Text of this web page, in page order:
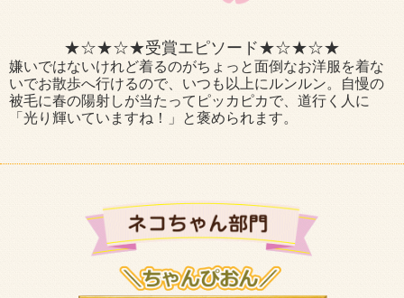
★☆★☆★受賞エピソード★☆★☆★
嫌いではないけれど着るのがちょっと面倒なお洋服を着な
いでお散歩へ行けるので、いつも以上にルンルン。自慢の
被毛に春の陽射しが当たってピッカピカで、道行く人に
「光り輝いていますね！」と褒められます。